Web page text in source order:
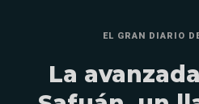
EL GRAN DIARIO
La